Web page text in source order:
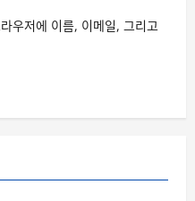
우저에 이름, 이메일, 그리고